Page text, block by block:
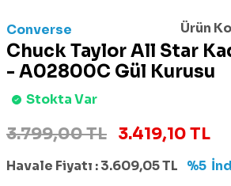
Converse Ürün
Chuck Taylor All Star
- A02800C Gül Kurusu
Stokta Var
3.799,00 TL 3.419,10 TL
Havale Fiyatı :3.609,05TL %5